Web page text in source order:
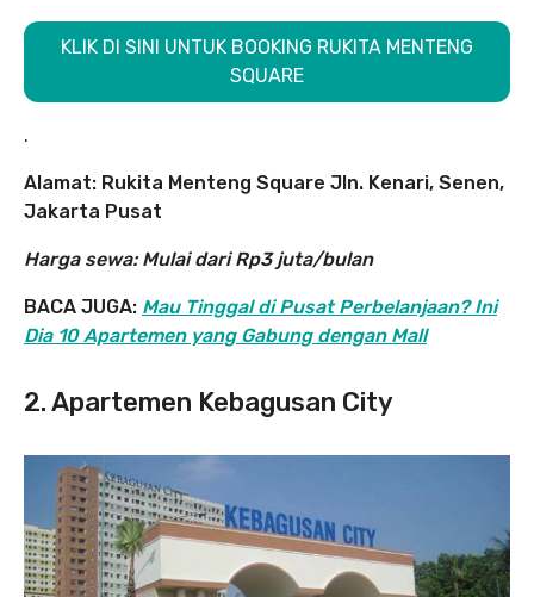
KLIK DI SINI UNTUK BOOKING RUKITA MENTENG
SQUARE
.
Alamat: Rukita Menteng Square Jln. Kenari, Senen,
Jakarta Pusat
Harga sewa: Mulai dari Rp3 juta/bulan
BACA JUGA: Mau Tinggal di Pusat Perbelanjaan? Ini
Dia 10 Apartemen yang Gabung dengan Mall
2. Apartemen Kebagusan City